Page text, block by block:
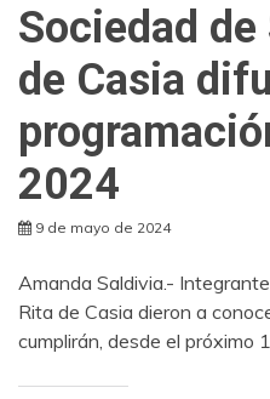
Sociedad de
de Casia
2024
9 de mayo de 2024
Amanda Saldivia.-
Rita de Casia dieron a
cumplirán, desde el próximo